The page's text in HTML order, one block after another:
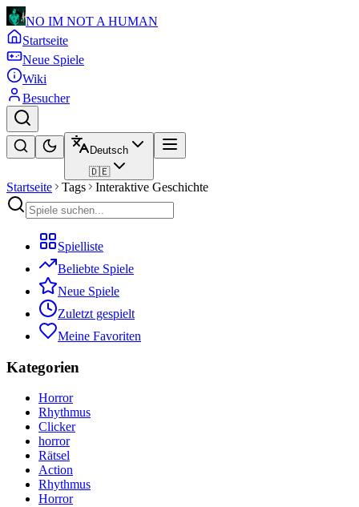
NO IM NOT A HUMAN
Startseite
Neue Spiele
Wiki
Besucher
Deutsch
🇩🇪
Startseite Tags Interaktive Geschichte
Spielliste
Beliebte Spiele
Neue Spiele
Zuletzt gespielt
Meine Favoriten
Kategorien
Horror
Rhythmus
Clicker
horror
Rätsel
Action
Rhythmus
Horror